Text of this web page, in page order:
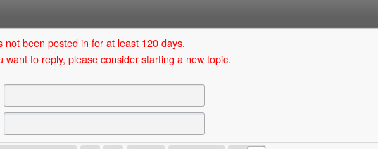
not been posted in for at least 120 days.
want to reply, please consider starting a new topic.